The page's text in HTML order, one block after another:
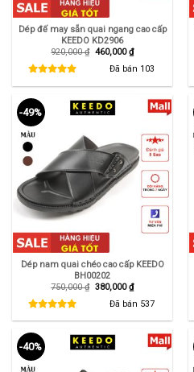
Dép đế may sẵn quai ngang cao cấp
KEEDO KD2906
920,000₫ Giá
460,000₫Giá
hiện
tại
Đã bán 103
-49%
Dép nam quai chéo cao cấp KEEDO
BH00202
750,000₫ Giá
750,000 ₫.
380,000₫Giá
hiện
tại
là:
380,000 ₫.
Đã bán 537
-40%